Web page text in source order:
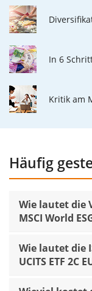
In 6
Kritik am
Häufig
Wie lautet die
MSCI World
Wie lautet die
UCITS ETF 2C